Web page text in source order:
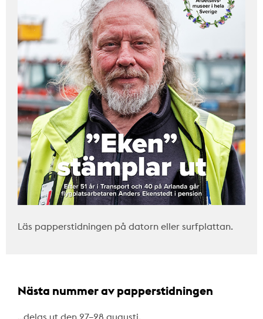
Läs papperstidningen på datorn eller surfplattan.
Nästa nummer av papperstidningen
…delas ut den 27–28 augusti.